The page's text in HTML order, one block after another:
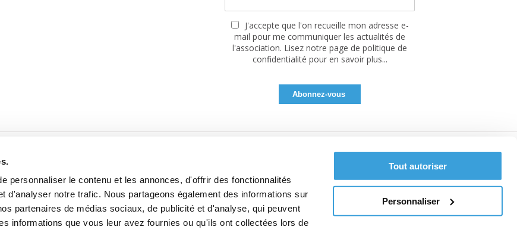
personnaliser le contenu et les annonces, d'offrir des fonctionnalités
d'analyser notre trafic. Nous partageons également des informations sur
partenaires de médias sociaux, de publicité et d'analyse, qui peuvent
informations que vous leur avez fournies ou qu'ils ont collectées lors de
Tout autoriser
Personnaliser
J'accepte que l'on recueille mon adresse e-
mail pour me communiquer les actualités de
l'association. Lisez notre page de politique de
confidentialité pour en savoir plus...
réalisé avec le soutien de la MGEN, Mutuelle Santé Prévoyance